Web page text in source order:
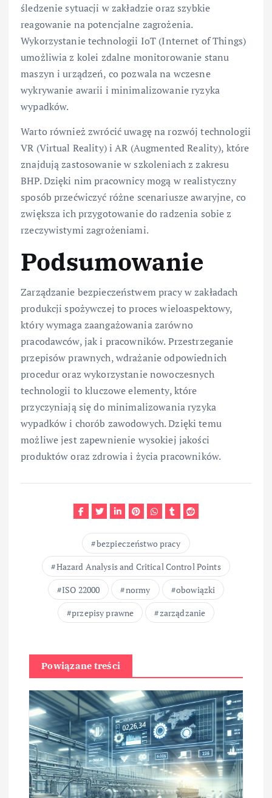
śledzenie sytuacji w zakładzie oraz szybkie
reagowanie na potencjalne zagrożenia.
Wykorzystanie technologii IoT (Internet of Things)
umożliwia z kolei zdalne monitorowanie stanu
maszyn i urządzeń, co pozwala na wczesne
wykrywanie awarii i minimalizowanie ryzyka
wypadków.
Warto również zwrócić uwagę na rozwój technologii
VR (Virtual Reality) i AR (Augmented Reality), które
znajdują zastosowanie w szkoleniach z zakresu
BHP. Dzięki nim pracownicy mogą w realistyczny
sposób przećwiczyć różne scenariusze awaryjne, co
zwiększa ich przygotowanie do radzenia sobie z
rzeczywistymi zagrożeniami.
Podsumowanie
Zarządzanie bezpieczeństwem pracy w zakładach
produkcji spożywczej to proces wieloaspektowy,
który wymaga zaangażowania zarówno
pracodawców, jak i pracowników. Przestrzeganie
przepisów prawnych, wdrażanie odpowiednich
procedur oraz wykorzystanie nowoczesnych
technologii to kluczowe elementy, które
przyczyniają się do minimalizowania ryzyka
wypadków i chorób zawodowych. Dzięki temu
możliwe jest zapewnienie wysokiej jakości
produktów oraz zdrowia i życia pracowników.
bezpieczeństwo pracy
Hazard Analysis and Critical Control Points
ISO 22000
normy
obowiązki
przepisy prawne
zarządzanie
Powiązane treści